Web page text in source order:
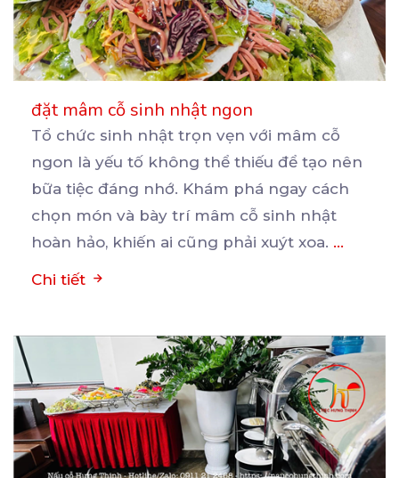
đặt mâm cỗ sinh nhật ngon
Tổ chức sinh nhật trọn vẹn với mâm cỗ
ngon là yếu tố không thể thiếu để tạo nên
bữa tiệc đáng nhớ. Khám phá ngay cách
chọn món và bày trí mâm cỗ sinh nhật
hoàn hảo, khiến ai cũng phải xuýt xoa. ...
Chi tiết